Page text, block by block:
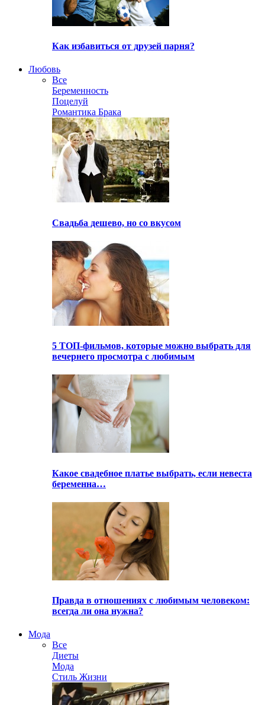
Как избавиться от друзей парня?
Любовь
Все
Беременность
Поцелуй
Романтика Брака
Свадьба дешево, но со вкусом
5 ТОП-фильмов, которые можно выбрать для
вечернего просмотра с любимым
Какое свадебное платье выбрать, если невеста
беременна…
Правда в отношениях с любимым человеком:
всегда ли она нужна?
Мода
Все
Диеты
Мода
Стиль Жизни